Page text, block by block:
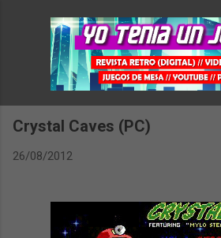
Ir al contenido
Crystal Caves (PC)
26/08/2012